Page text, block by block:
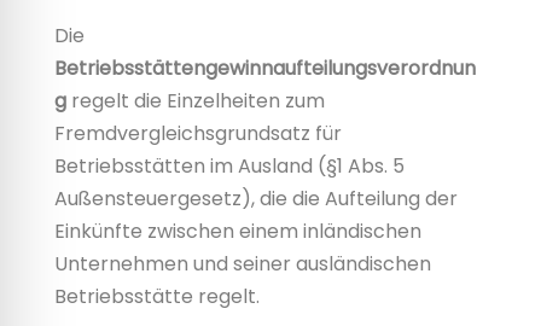
Die
Betriebsstättengewinnaufteilungsverordnun
gregelt die Einzelheiten zum
Fremdvergleichsgrundsatz für
Betriebsstätten im Ausland (§1 Abs. 5
Außensteuergesetz), die die Aufteilung der
Einkünfte zwischen einem inländischen
Unternehmen und seiner ausländischen
Betriebsstätte regelt.